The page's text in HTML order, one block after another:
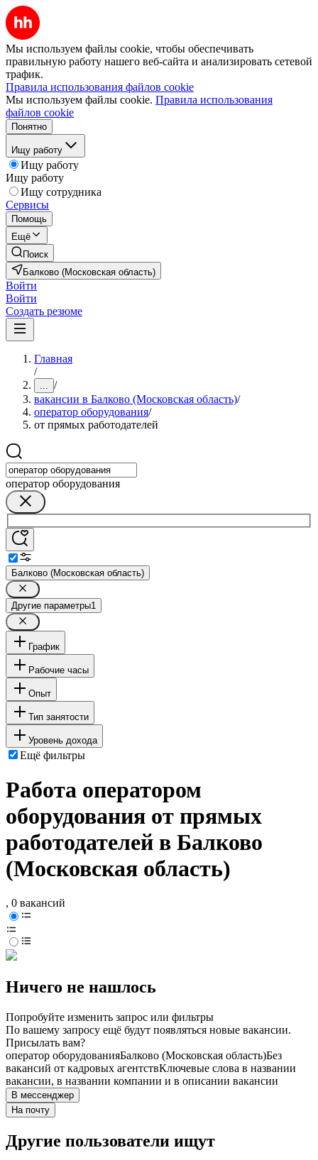
Мы используем файлы cookie, чтобы обеспечивать
правильную работу нашего веб-сайта и анализировать сетевой
трафик.
Правила использования файлов cookie
Мы используем файлы cookie. Правила использования
файлов cookie
Понятно
Ищу работу
Ищу работу
Ищу работу
Ищу сотрудника
Сервисы
Помощь
Ещё
Поиск
Балково (Московская область)
Войти
Войти
Создать резюме
Главная
/
... /
вакансии в Балково (Московская область)/
оператор оборудования/
от прямых работодателей
оператор оборудования
Балково (Московская область)
Другие параметры1
График
Рабочие часы
Опыт
Тип занятости
Уровень дохода
Ещё фильтры
Работа оператором
оборудования от прямых
работодателей в Балково
(Московская область)
, 0 вакансий
Ничего не нашлось
Попробуйте изменить запрос или фильтры
По вашему запросу ещё будут появляться новые вакансии.
Присылать вам?
оператор оборудованияБалково (Московская область)Без
вакансий от кадровых агентствКлючевые слова в названии
вакансии, в названии компании и в описании вакансии
В мессенджер
На почту
Другие пользователи ищут